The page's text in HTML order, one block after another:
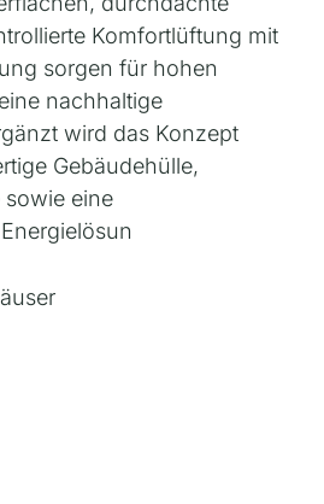
Komfortlüftung mit
sorgen für hohen
nachhaltige
wird das Konzept
Gebäudehülle,
sowie eine